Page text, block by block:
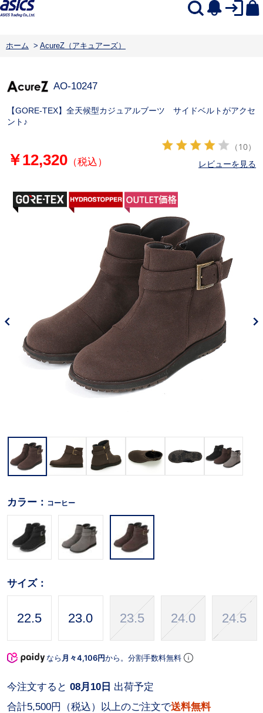
ホーム > AcureZ（アキュアーズ）
AO-10247
【GORE-TEX】全天候型カジュアルブーツ サイドベルトがアクセ
ント♪
￥12,320（税込）
（10）
レビューを見る
カラー： コーヒー
サイズ：
22.5 23.0 23.5 24.0 24.5
なら 月々4,106円から。分割手数料無料
合計5,500円（税込）以上のご注文で送料無料
今注文すると 08月10日 出荷予定